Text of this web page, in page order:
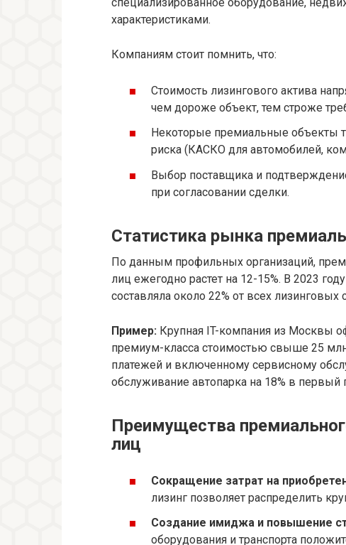
характеристиками.
Компаниям стоит помнить, что:
Стоимость лизингового актива
чем дороже объект, тем строже
Некоторые премиальные объекты
риска (КАСКО для автомобилей,
Выбор поставщика и
при согласовании сделки.
Статистика рынка
По данным профильных организаций,
лиц ежегодно растет на 12-15%. В 2023
составляла около 22% от всех
Пример: Крупная IT-компания из Москвы
премиум-класса стоимостью свыше 25
платежей и включенному сервисному
обслуживание автопарка на 18% в первый
Преимущества
лиц
Сокращение затрат на
лизинг позволяет распределить
Создание имиджа и повышение
оборудования и транспорта